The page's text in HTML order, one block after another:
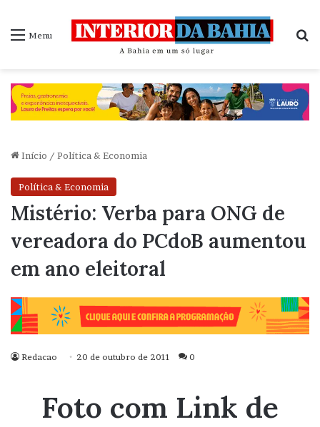
Menu
Início / Política & Economia
Política & Economia
Mistério: Verba para ONG de
vereadora do PCdoB aumentou
em ano eleitoral
Redacao 20 de outubro de 2011 0
Foto com Link de